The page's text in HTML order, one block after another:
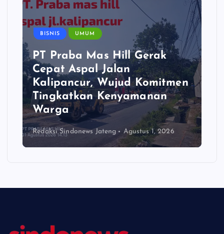
BISNIS UMUM
PT Praba Mas Hill Gerak
Cepat Aspal Jalan
Kalipancur, Wujud Komitmen
Tingkatkan Kenyamanan
Warga
Redaksi Sindonews Jateng Agustus 1, 2026